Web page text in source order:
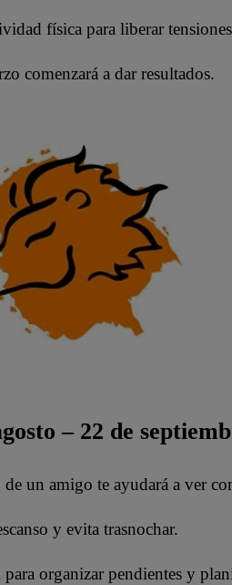
física para liberar
comenzará a dar resultados.
– 22 de
un amigo te ayudará a ver
y evita trasnochar.
organizar pendientes y